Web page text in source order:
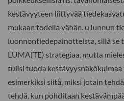
kestävyyteen liittyvää
mukaan todella vähän. uJunnun
luonnontiedepainotteista, sillä
LUMA(TE) strategiaa, mutta
tulisi tuoda kestävyysnäkökulmaa
esimerkiksi siitä, miksi jotain
tehdä, kun pohditaan